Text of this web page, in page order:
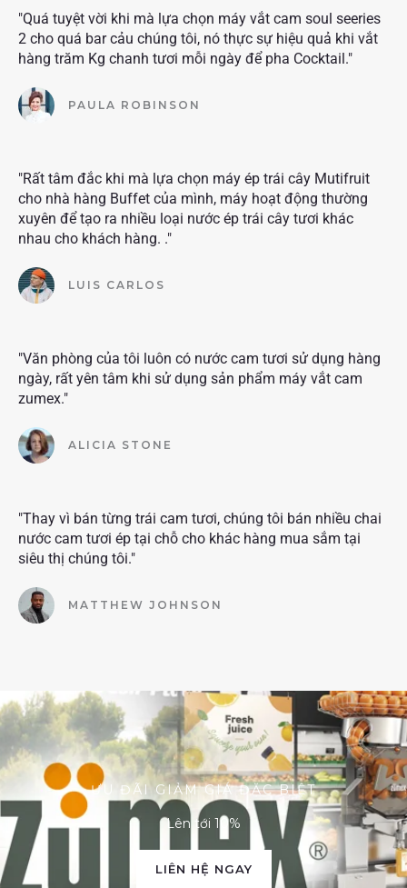
"Quá tuyệt vời khi mà lựa chọn máy vắt cam soul seeries
2 cho quá bar cảu chúng tôi, nó thực sự hiệu quả khi vắt
hàng trăm Kg chanh tươi mỗi ngày để pha Cocktail."
PAULA ROBINSON
"Rất tâm đắc khi mà lựa chọn máy ép trái cây Mutifruit
cho nhà hàng Buffet của mình, máy hoạt động thường
xuyên để tạo ra nhiều loại nước ép trái cây tươi khác
nhau cho khách hàng. ."
LUIS CARLOS
"Văn phòng của tôi luôn có nước cam tươi sử dụng hàng
ngày, rất yên tâm khi sử dụng sản phẩm máy vắt cam
zumex."
ALICIA STONE
"Thay vì bán từng trái cam tươi, chúng tôi bán nhiều chai
nước cam tươi ép tại chỗ cho khác hàng mua sắm tại
siêu thị chúng tôi."
MATTHEW JOHNSON
ƯU ĐÃI GIẢM GIÁ ĐẶC BIỆT
Lên tới 10%
LIÊN HỆ NGAY